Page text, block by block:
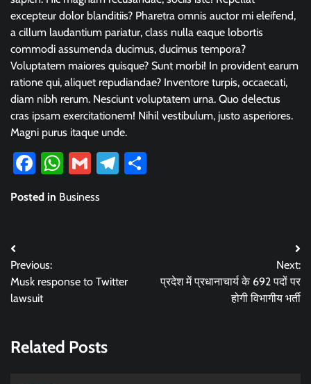
excepteur dolor blanditiis? Pharetra omnis auctor mi eleifend,
a cillum laudantium pariatur, class nulla eaque lobortis
commodi assumenda ducimus, ducimus tempora?
Voluptatem maiores quisque? Sunt morbi! In provident earum
ratione qui, aliquet repudiandae? Inventore turpis, occaecati,
diam nibh rerum. Nesciunt voluptatem urna. Quo delectus
cras ipsam exercitationem! Nihil vestibulum, justo asperiores.
Magni purus itaque unde.
Facebook
WhatsApp
GmailTelegram
Posted in Business
Post
navigation
Previous:
Musk response to Twitter
lawsuit
Next:
प्रदेश में प्रधानाचार्य के 692 पदों पर
होगी विभागीय भर्ती
Related Posts